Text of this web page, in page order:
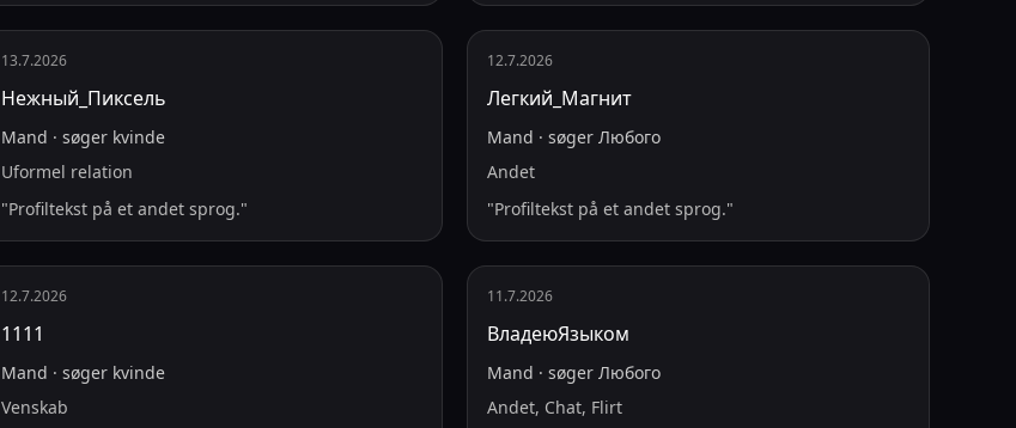
13.7.2026
Нежный_Пиксель
Mand · søger kvinde
Uformel relation
"Profiltekst på et andet sprog."
12.7.2026
Легкий_Магнит
Mand ·søger Любого
Andet
"Profiltekst på et andet sprog."
12.7.2026
1111
Mand · søger kvinde
Venskab
11.7.2026
ВладеюЯзыком
Mand ·søger Любого
Andet, Chat, Flirt